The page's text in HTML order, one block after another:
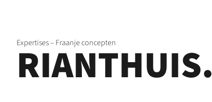
Expertises – Fraanje concepten
RIANTHUIS.